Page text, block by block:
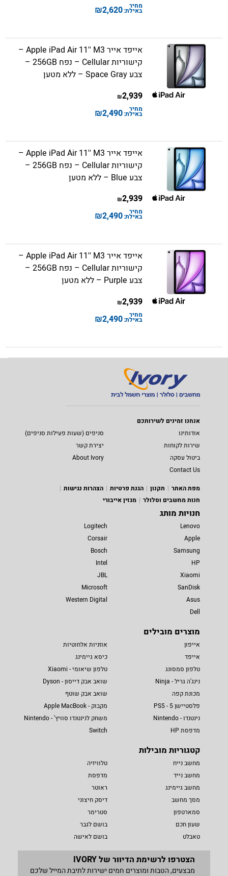
מחיר
באילת:2,620
₪
אייפד אייר Apple iPad Air 11'' M3 –
קישוריות Cellular – נפח 256GB –
צבע Space Gray – ללא מטען
2,939
₪
מחיר
באילת:2,490
₪
אייפד אייר Apple iPad Air 11'' M3 –
קישוריות Cellular – נפח 256GB –
צבע Blue – ללא מטען
2,939
₪
מחיר
באילת:2,490
₪
אייפד אייר Apple iPad Air 11'' M3 –
קישוריות Cellular – נפח 256GB –
צבע Purple – ללא מטען
2,939
₪
מחיר
באילת:2,490
₪
אנחנו זמינים לשירותכם
אודותינו
סניפים (שעות פעילות סניפים)
שירות לקוחות
יצירת קשר
ביטול עסקה
About Ivory
Contact Us
מפת האתר
תקנון הגנת פרטיות
הצהרות נגישות
חנות מחשבים וסלולר
מגזין אייבורי
חנויות מותג
Lenovo
Apple
Samsung
HP
Xiaomi
SanDisk
Asus
Dell
Logitech
Corsair
Bosch
Intel
JBL
Microsoft
Western Digital
מוצרים מובילים
אייפון
אייפד
טלפון סמסונג
נינג'ה גריל - Ninja
מכונת קפה
פלסטיישן 5 - PS5
נינטנדו - Nintendo
מדפסת HP
אוזניות אלחוטיות
כיסא גיימינג
טלפון שיאומי - Xiaomi
שואב אבק דייסון - Dyson
שואב אבק שוטף
מקבוק - Apple MacBook
משחק לנינטנדו סוויץ' - Nintendo
Switch
קטגוריות מובילות
מחשב נייח
מחשב נייד
מחשב גיימינג
מסך מחשב
סמארטפון
שעון חכם
טאבלט
טלוויזיה
מדפסת
ראוטר
דיסק חיצוני
סטרימר
בושם לגבר
בושם לאישה
הצטרפו לרשימת הדיוור של IVORY
מבצעים, הטבות ומוצרים חמים ישירות לתיבת המייל שלכם